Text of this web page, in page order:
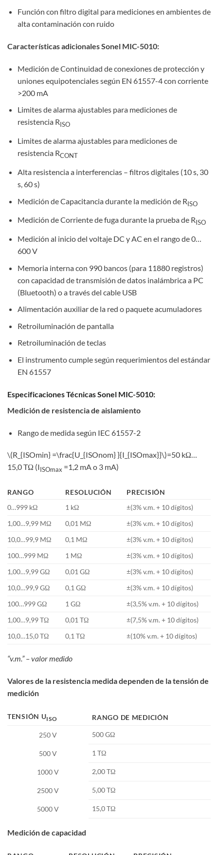
Función con filtro digital para mediciones en ambientes de
alta contaminación con ruido
Características adicionales Sonel MIC-5010:
Medición de Continuidad de conexiones de protección y
uniones equipotenciales según EN 61557-4 con corriente
>200 mA
Limites de alarma ajustables para mediciones de
resistencia RISO
Limites de alarma ajustables para mediciones de
resistencia RCONT
Alta resistencia a interferencias – filtros digitales (10 s, 30
s, 60 s)
Medición de Capacitancia durante la medición de RISO
Medición de Corriente de fuga durante la prueba de RISO
Medición al inicio del voltaje DC y AC en el rango de 0…
600 V
Memoria interna con 990 bancos (para 11880 registros)
con capacidad de transmisión de datos inalámbrica a PC
(Bluetooth) o a través del cable USB
Alimentación auxiliar de la red o paquete acumuladores
Retroiluminación de pantalla
Retroiluminación de teclas
El instrumento cumple según requerimientos del estándar
EN 61557
Especificaciones Técnicas Sonel MIC-5010:
Medición de resistencia de aislamiento
Rango de medida según IEC 61557-2
\(R_{ISOmin} =\frac{U_{ISOnom} }{I_{ISOmax}}\)=50 kΩ…
15,0 TΩ (I ISOmax =1,2 mA o 3 mA)
RANGO RESOLUCIÓN
PRECISIÓN
0…999 kΩ
1 kΩ
±(3% v.m. + 10 dígitos)
1,00…9,99 MΩ
0,01 MΩ
±(3% v.m. + 10 dígitos)
10,0…99,9 MΩ
0,1 MΩ
±(3% v.m. + 10 dígitos)
100…999 MΩ
1 MΩ
±(3% v.m. + 10 dígitos)
1,00…9,99 GΩ
0,01 GΩ
±(3% v.m. + 10 dígitos)
10,0…99,9 GΩ
0,1 GΩ
±(3% v.m. + 10 dígitos)
100…999 GΩ
1 GΩ
±(3,5% v.m. + 10 dígitos)
1,00…9,99 TΩ
0,01 TΩ
±(7,5% v.m. + 10 dígitos)
10,0…15,0 TΩ
0,1 TΩ ±(10% v.m. + 10 dígitos)
“v.m.” – valor medido
Valores de la resistencia medida dependen de la tensión de
medición
TENSIÓN UISO RANGO DE MEDICIÓN
250 V 500 GΩ
500 V 1 TΩ
1000 V 2,00 TΩ
2500 V 5,00 TΩ
5000 V 15,0 TΩ
Medición de capacidad